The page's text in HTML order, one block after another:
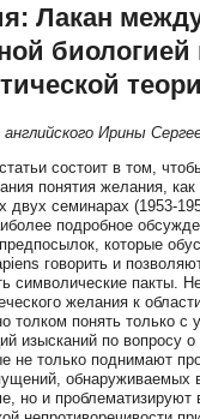
Лакан
биологией
Ирины
состоит в том,
понятия желания,
двух семинарах
подробное
которые
говорить и
символические пакты.
желания к
толком понять только с
изысканий по вопросу о
не только поднимают
обнаруживаемых
но и проблематизируют